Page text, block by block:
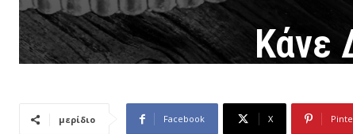
Κάνε
μερίδιο Facebook X